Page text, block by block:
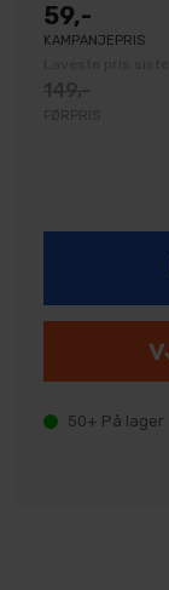
59,-
KAMPANJEPRIS
FØRPRIS
50+ På lager